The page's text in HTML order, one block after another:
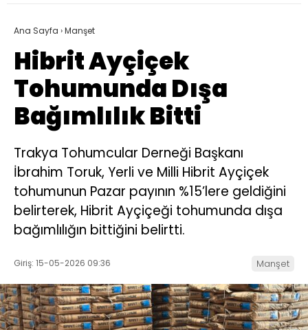
Ana Sayfa ›Manşet
Hibrit Ayçiçek
Tohumunda Dışa
Bağımlılık Bitti
Trakya Tohumcular Derneği Başkanı
İbrahim Toruk, Yerli ve Milli Hibrit Ayçiçek
tohumunun Pazar payının %15’lere geldiğini
belirterek, Hibrit Ayçiçeği tohumunda dışa
bağımlılığın bittiğini belirtti.
Giriş: 15-05-2026 09:36 Manşet